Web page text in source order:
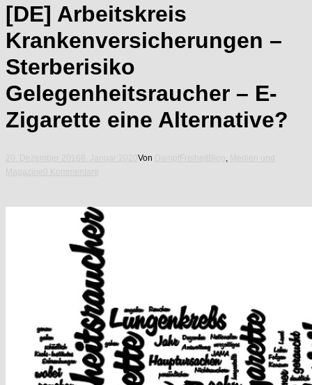
[DE] Arbeitskreis
Krankenversicherungen –
Sterberisiko
Gelegenheitsraucher – E-
Zigarette eine Alternative?
Von ,